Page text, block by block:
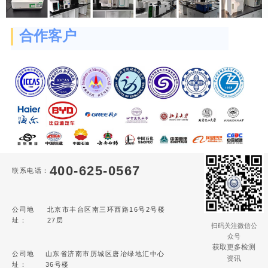
合作客户
联系电话： 400-625-0567
公司地
址：
北京市丰台区南三环西路16号2号楼
27层
公司地
址：
山东省济南市历城区唐冶绿地汇中心
36号楼
扫码关注微信公
众号
获取更多检测
资讯